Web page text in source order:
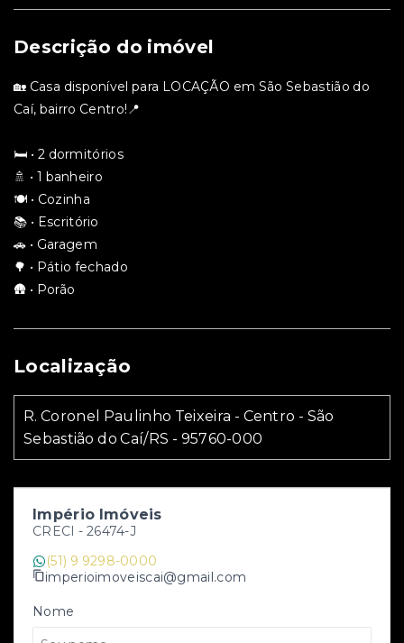
Império Imóveis
CRECI - 26474-J
(51) 9 9298-0000
imperioimoveiscai@gmail.com
Nome
Descrição do imóvel
🏡 Casa disponível para LOCAÇÃO em São Sebastião do
Caí, bairro Centro!📍
🛏️ • 2 dormitórios
🚿 • 1 banheiro
🍽️ • Cozinha
📚 • Escritório
🚗 • Garagem
🌳 • Pátio fechado
🛖 • Porão
Localização
R. Coronel Paulinho Teixeira - Centro - São
Sebastião do Caí/RS - 95760-000